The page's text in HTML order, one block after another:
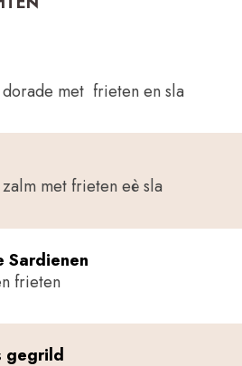
met frieten en sla
met frieten eè sla
Sardienen
frieten
gegrild